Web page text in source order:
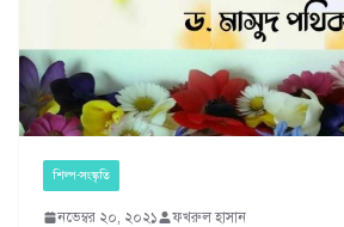
শিল্প-সংস্কৃতি
নভেম্বর ২০, ২০২১ ফখরুল হাসান